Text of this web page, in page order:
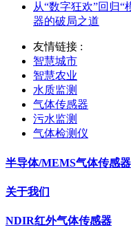
从“数字狂欢”回归
器的破局之道
友情链接 :
智慧城市
智慧农业
水质监测
气体传感器
污水监测
气体检测仪
半导体/MEMS气体传感器
关于我们
NDIR红外气体传感器